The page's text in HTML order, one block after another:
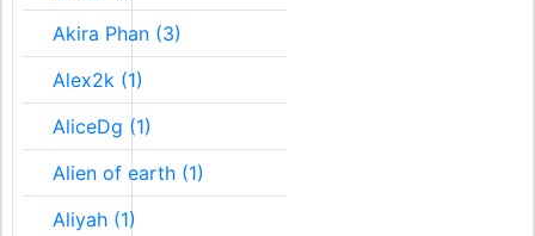
Akira Phan (3)
Alex2k (1)
AliceDg (1)
Alien of earth (1)
Aliyah (1)